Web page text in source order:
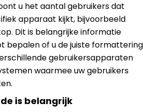
u het aantal gebruikers dat
apparaat kijkt, bijvoorbeeld
Dit is belangrijke informatie
bepalen of u de juiste formattering
gebruikersapparaten
waarmee uw gebruikers
is belangrijk